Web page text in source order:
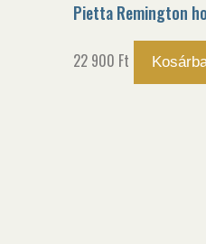
Pietta Remington
22 900 Ft